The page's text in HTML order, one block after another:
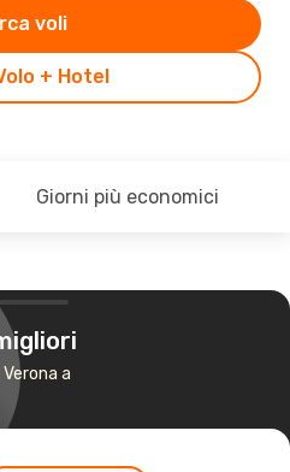
+ Hotel
voli
Giorni più economici
a